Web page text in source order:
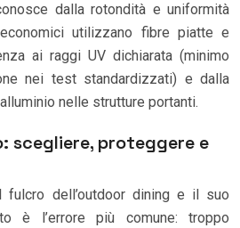
dalla rotondità e uniformità
utilizzano fibre piatte e
ai raggi UV dichiarata (minimo
nei test standardizzati) e dalla
nelle strutture portanti.
scegliere, proteggere e
dell’outdoor dining e il suo
è l’errore più comune: troppo